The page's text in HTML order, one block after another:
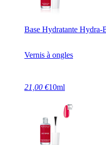
Base Hydratante Hydra-
Vernis à ongles
21,00 €10ml